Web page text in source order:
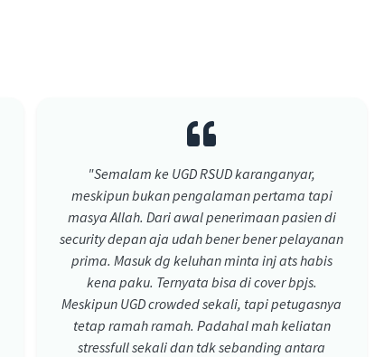
"Semalam ke UGD RSUD karanganyar,
meskipun bukan pengalaman pertama tapi
masya Allah. Dari awal penerimaan pasien di
security depan aja udah bener bener pelayanan
prima. Masuk dg keluhan minta inj ats habis
kena paku. Ternyata bisa di cover bpjs.
Meskipun UGD crowded sekali, tapi petugasnya
tetap ramah ramah. Padahal mah keliatan
stressfull sekali dan tdk sebanding antara